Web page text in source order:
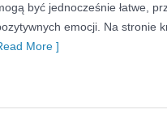
być jednocześnie łatwe,
emocji. Na stronie
More ]